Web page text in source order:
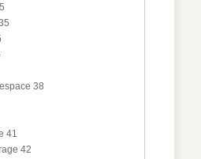
38
41
42